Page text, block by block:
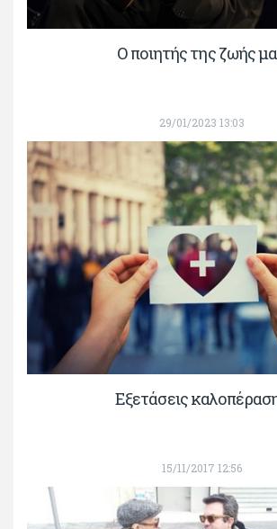
Ο ποιητής της ζωής
29/01/2023 13:03
Εξετάσεις
15/11/2017 12:56